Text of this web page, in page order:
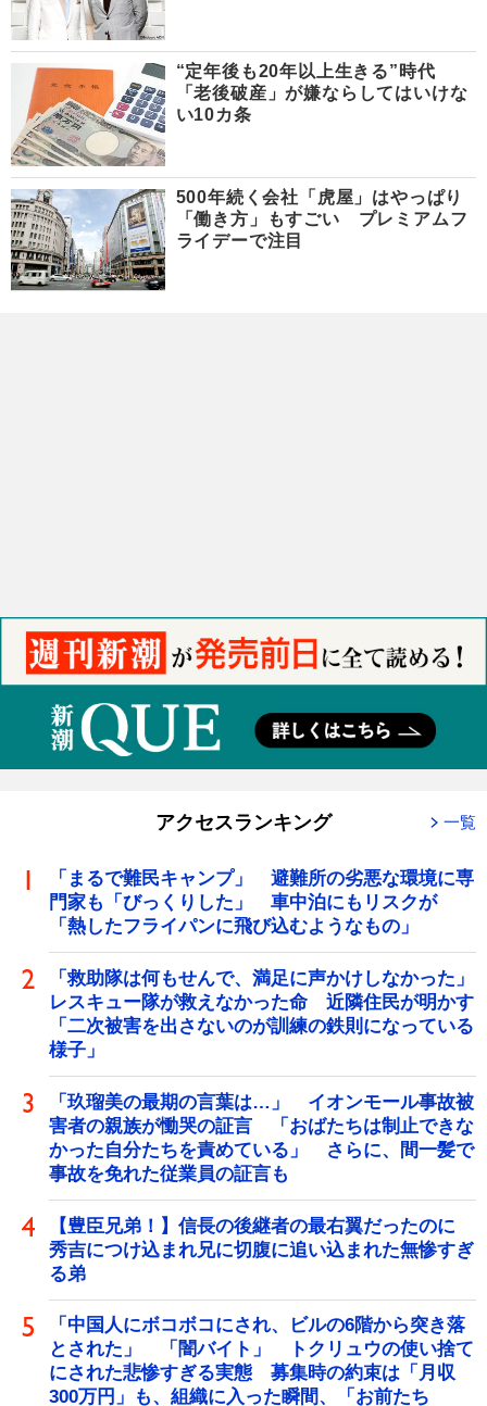
“定年後も20年以上生きる”時代
「老後破産」が嫌ならしてはいけな
い10カ条
500年続く会社「虎屋」はやっぱり
「働き方」もすごい プレミアムフ
ライデーで注目
アクセスランキング 一覧
「まるで難民キャンプ」 避難所の劣悪な環境に専
門家も「びっくりした」 車中泊にもリスクが
「熱したフライパンに飛び込むようなもの」
「救助隊は何もせんで、満足に声かけしなかった」
レスキュー隊が救えなかった命 近隣住民が明かす
「二次被害を出さないのが訓練の鉄則になっている
様子」
「玖瑠美の最期の言葉は…」 イオンモール事故被
害者の親族が慟哭の証言 「おばたちは制止できな
かった自分たちを責めている」 さらに、間一髪で
事故を免れた従業員の証言も
【豊臣兄弟！】信長の後継者の最右翼だったのに
秀吉につけ込まれ兄に切腹に追い込まれた無惨すぎ
る弟
「中国人にボコボコにされ、ビルの6階から突き落
とされた」 「闇バイト」 トクリュウの使い捨て
にされた悲惨すぎる実態 募集時の約束は「月収
300万円」も、組織に入った瞬間、「お前たち